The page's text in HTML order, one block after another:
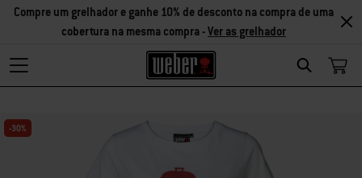
Search
Compre um grelhador e ganhe 10% de desconto na compra de uma
cobertura na mesma compra -Ver as grelhador
-30%
Changing this current slide of this carousel will change the current slide of